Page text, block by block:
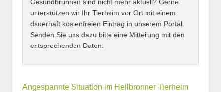
Kontaktmöglichkeiten
Gesundbrunnen sind nicht mehr aktuell? Gerne
unterstützen wir Ihr Tierheim vor Ort mit einem
dauerhaft kostenfreien Eintrag in unserem Portal.
Senden Sie uns dazu bitte eine Mitteilung mit den
entsprechenden Daten.
Angespannte Situation im Heilbronner Tierheim